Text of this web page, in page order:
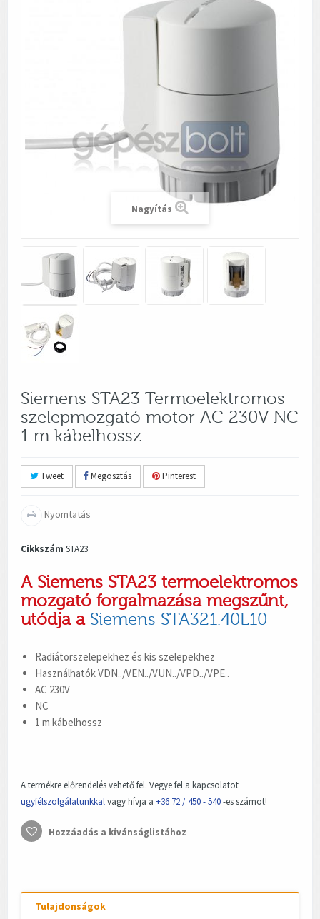
Nagyítás
Siemens STA23 Termoelektromos
szelepmozgató motor AC 230V NC
1 m kábelhossz
Tweet Megosztás Pinterest
Nyomtatás
Cikkszám STA23
A Siemens STA23 termoelektromos
mozgató forgalmazása megszűnt,
utódja a Siemens STA321.40L10
Radiátorszelepekhez és kis szelepekhez
Használhatók VDN../VEN../VUN../VPD../VPE..
AC 230V
NC
1 m kábelhossz
A termékre előrendelés vehető fel. Vegye fel a kapcsolatot
ügyfélszolgálatunkkalvagy hívja a +36 72 / 450 - 540-es számot!
Hozzáadás a kívánságlistához
Tulajdonságok